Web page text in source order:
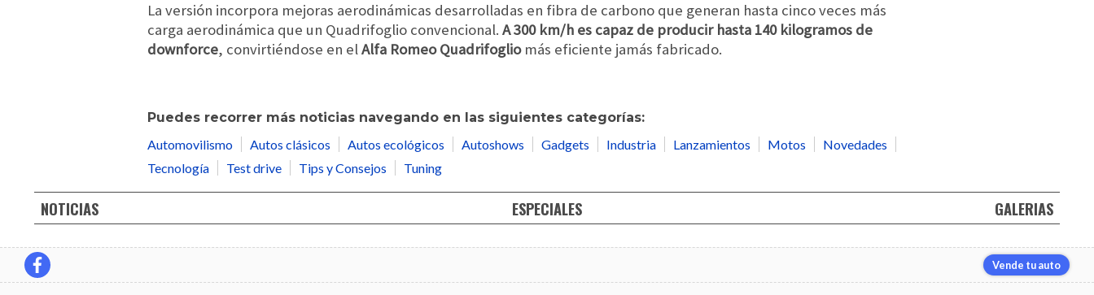
La versión incorpora mejoras aerodinámicas desarrolladas en fibra de carbono que generan hasta cinco veces más
carga aerodinámica que un Quadrifoglio convencional. A 300 km/h es capaz de producir hasta 140 kilogramos de
downforce, convirtiéndose en elAlfa Romeo Quadrifogliomás eficiente jamás fabricado.
Puedes recorrer más noticias navegando en las siguientes categorías:
Automovilismo
Autos clásicos Autos ecológicos Autoshows Gadgets Industria Lanzamientos Motos
Novedades
Tecnología
Test drive Tips y Consejos Tuning
NOTICIAS ESPECIALES GALERIAS
Vende tu auto